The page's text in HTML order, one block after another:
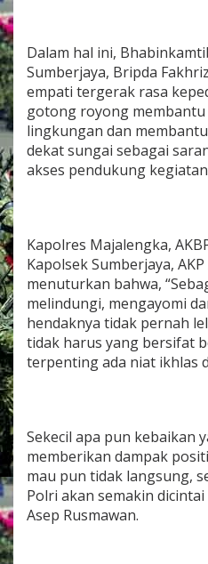
l
P
o
l
s
e
k
S
u
r
j
a
a
G
o
t
o
y
o
n
g
Dalam hal ini,
Sumberjaya, Bripda
empati tergerak rasa
gotong royong
lingkungan dan
dekat sungai sebagai
akses pendukung
Kapolres Majalengka,
Kapolsek Sumberjaya,
menuturkan bahwa,
melindungi, mengayomi
hendaknya tidak pernah
tidak harus yang bersifat
terpenting ada niat ikhlas
Sekecil apa pun kebaikan
memberikan dampak
mau pun tidak langsung,
Polri akan semakin
Asep Rusmawan.